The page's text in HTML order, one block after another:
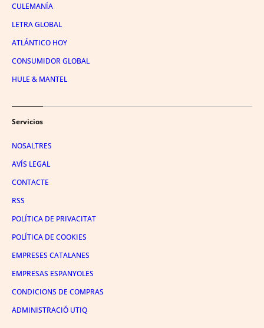
CULEMANÍA
LETRA GLOBAL
ATLÁNTICO HOY
CONSUMIDOR GLOBAL
HULE & MANTEL
Servicios
NOSALTRES
AVÍS LEGAL
CONTACTE
RSS
POLÍTICA DE PRIVACITAT
POLÍTICA DE COOKIES
EMPRESES CATALANES
EMPRESAS ESPANYOLES
CONDICIONS DE COMPRAS
ADMINISTRACIÓ UTIQ